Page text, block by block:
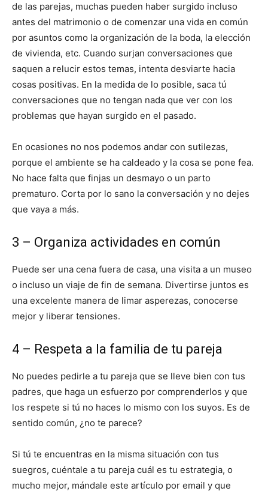
de las parejas, muchas pueden haber surgido incluso
antes del matrimonio o de comenzar una vida en común
por asuntos como la organización de la boda, la elección
de vivienda, etc. Cuando surjan conversaciones que
saquen a relucir estos temas, intenta desviarte hacia
cosas positivas. En la medida de lo posible, saca tú
conversaciones que no tengan nada que ver con los
problemas que hayan surgido en el pasado.
En ocasiones no nos podemos andar con sutilezas,
porque el ambiente se ha caldeado y la cosa se pone fea.
No hace falta que finjas un desmayo o un parto
prematuro. Corta por lo sano la conversación y no dejes
que vaya a más.
3 – Organiza actividades en común
Puede ser una cena fuera de casa, una visita a un museo
o incluso un viaje de fin de semana. Divertirse juntos es
una excelente manera de limar asperezas, conocerse
mejor y liberar tensiones.
4 – Respeta a la familia de tu pareja
No puedes pedirle a tu pareja que se lleve bien con tus
padres, que haga un esfuerzo por comprenderlos y que
los respete si tú no haces lo mismo con los suyos. Es de
sentido común, ¿no te parece?
Si tú te encuentras en la misma situación con tus
suegros, cuéntale a tu pareja cuál es tu estrategia, o
mucho mejor, mándale este artículo por email y que